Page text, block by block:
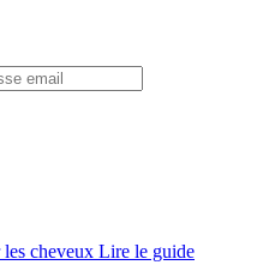
cheveux Lire le guide